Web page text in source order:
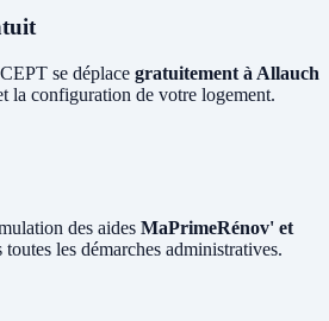
se déplace gratuitement à Allauch
la configuration de votre logement.
des aides MaPrimeRénov' et
toutes les démarches administratives.